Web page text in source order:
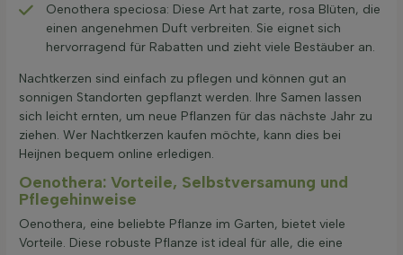
Oenothera speciosa: Diese Art hat zarte, rosa Blüten, die
einen angenehmen Duft verbreiten. Sie eignet sich
hervorragend für Rabatten und zieht viele Bestäuber an.
Nachtkerzen sind einfach zu pflegen und können gut an
sonnigen Standorten gepflanzt werden. Ihre Samen lassen
sich leicht ernten, um neue Pflanzen für das nächste Jahr zu
ziehen. Wer Nachtkerzen kaufen möchte, kann dies bei
Heijnen bequem online erledigen.
Oenothera: Vorteile, Selbstversamung und
Pflegehinweise
Oenothera, eine beliebte Pflanze im Garten, bietet viele
Vorteile. Diese robuste Pflanze ist ideal für alle, die eine